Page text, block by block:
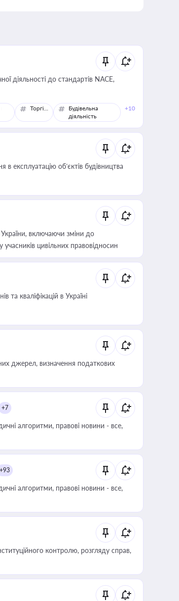
діяльності до стандартів NACE,
Торгівля
Будівельна
діяльність
+10
експлуатацію об’єктів будівництва
включаючи зміни до
цивільних правовідносин
та кваліфікацій в Україні
джерел, визначення податкових
+7
алгоритми, правові новини - все,
+93
алгоритми, правові новини - все,
контролю, розгляду справ,